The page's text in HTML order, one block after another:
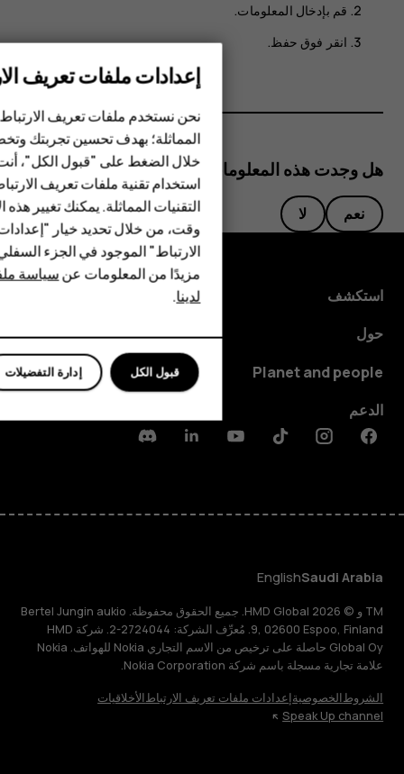
الهواتف الذكية
الهواتف المميزة
الأكسسوارات
HMD Terra M
HMD Watch
للأعمال
قم بإدخال المعلومات.
انقر فوق حفظ.
هل وجدت هذه المعلومات مفيدة؟
نعم لا
استكشف
حول
Planet and people
الدعم
Facebook
Instagram
Tiktok
Youtube
Linkedin
Discord
Saudi Arabia
English
TM و © 2026 HMD Global. جميع الحقوق محفوظة. Bertel Jungin aukio
9, 02600 Espoo, Finland. مُعرِّف الشركة: 2724044-2. شركة HMD
Global Oy حاصلة على ترخيص من الاسم التجاري Nokia للهواتف. Nokia
علامة تجارية مسجلة باسم شركة Nokia Corporation.
الشروطالخصوصيةإعدادات ملفات تعريف الارتباطالأخلاقيات
Speak Up channel
إعدادات ملفات تعريف
نحن نستخدم ملفات تعريف
المماثلة؛ بهدف تحسين تجربتك
خلال الضغط على "قبول الكل"،
استخدام تقنية ملفات تعريف
التقنيات المماثلة. يمكنك تغيير
وقت، من خلال تحديد خيار
الارتباط" الموجود في الجزء
مزيدًا من المعلومات عنسياسة
لدينا.
إدارة التفضيلات قبول الكل